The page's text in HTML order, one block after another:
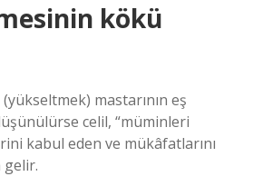
kökü
mastarının eş
celil, “müminleri
kabul eden ve mükâfatlarını
gelir.